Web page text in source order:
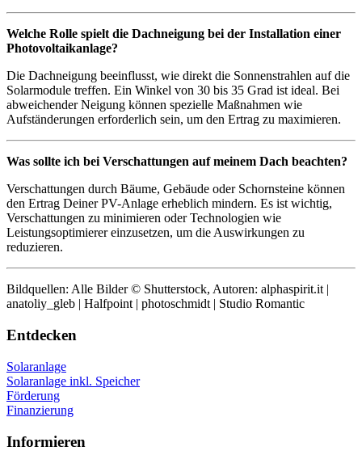
Welche Rolle spielt die Dachneigung bei der Installation einer
Photovoltaikanlage?
Die Dachneigung beeinflusst, wie direkt die Sonnenstrahlen auf die
Solarmodule treffen. Ein Winkel von 30 bis 35 Grad ist ideal. Bei
abweichender Neigung können spezielle Maßnahmen wie
Aufständerungen erforderlich sein, um den Ertrag zu maximieren.
Was sollte ich bei Verschattungen auf meinem Dach beachten?
Verschattungen durch Bäume, Gebäude oder Schornsteine können
den Ertrag Deiner PV-Anlage erheblich mindern. Es ist wichtig,
Verschattungen zu minimieren oder Technologien wie
Leistungsoptimierer einzusetzen, um die Auswirkungen zu
reduzieren.
Bildquellen: Alle Bilder © Shutterstock, Autoren: alphaspirit.it |
anatoliy_gleb | Halfpoint | photoschmidt | Studio Romantic
Entdecken
Solaranlage
Solaranlage inkl. Speicher
Förderung
Finanzierung
Informieren